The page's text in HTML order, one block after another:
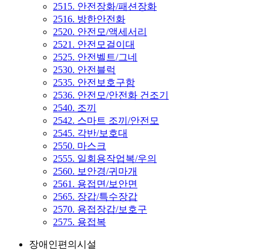
2515. 안전장화/패션장화
2516. 방한안전화
2520. 안전모/액세서리
2521. 안전모걸이대
2525. 안전벨트/그네
2530. 안전블럭
2535. 안전보호구함
2536. 안전모/안전화 건조기
2540. 조끼
2542. 스마트 조끼/안전모
2545. 각반/보호대
2550. 마스크
2555. 일회용작업복/우의
2560. 보안경/귀마개
2561. 용접면/보안면
2565. 장갑/특수장갑
2570. 용접장갑/보호구
2575. 용접복
장애인편의시설